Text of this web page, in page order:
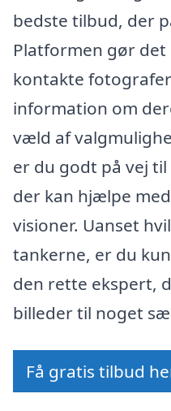
bedste tilbud, der
Platformen gør
kontakte
information om
væld af
er du godt på vej
der kan hjælpe
visioner. Uanset
tankerne, er du
den rette ekspert,
billeder til noget
Få gratis tilbud